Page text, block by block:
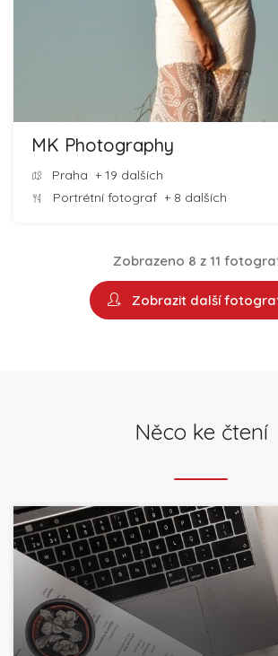
MK Photography
Praha + 19 dalších
Portrétní fotograf + 8 dalších
Zobrazeno 8 z 11
Zobrazit další
Něco ke čtení